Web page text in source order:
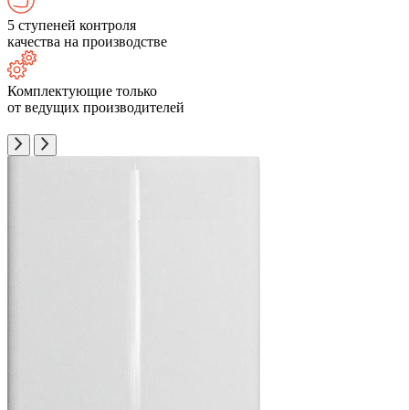
5 ступеней контроля
качества на производстве
Комплектующие только
от ведущих производителей